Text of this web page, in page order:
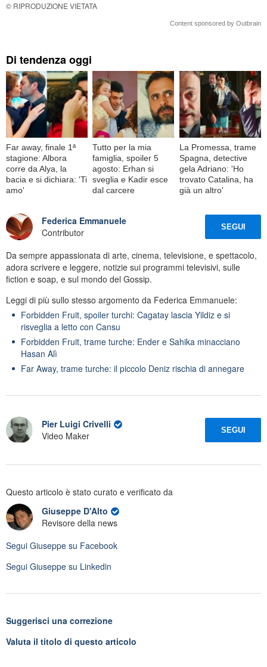
© RIPRODUZIONE VIETATA
Content sponsored by Outbrain
Di tendenza oggi
Far away, finale 1ª
stagione: Albora
corre da Alya, la
bacia e si dichiara: 'Ti
amo'
Tutto per la mia
famiglia, spoiler 5
agosto: Erhan si
sveglia e Kadir esce
dal carcere
La Promessa, trame
Spagna, detective
gela Adriano: 'Ho
trovato Catalina, ha
già un altro'
Federica Emmanuele
Contributor
SEGUI
Da sempre appassionata di arte, cinema, televisione, e spettacolo,
adora scrivere e leggere, notizie sui programmi televisivi, sulle
fiction e soap, e sul mondo del Gossip.
Leggi di più sullo stesso argomento da Federica Emmanuele:
Forbidden Fruit, spoiler turchi: Cagatay lascia Yildiz e si
risveglia a letto con Cansu
Forbidden Fruit, trame turche: Ender e Sahika minacciano
Hasan Alì
Far Away, trame turche: il piccolo Deniz rischia di annegare
Pier Luigi Crivelli
Video Maker
SEGUI
Questo articolo è stato curato e verificato da
Giuseppe D'Alto
Revisore della news
Segui Giuseppe su Facebook
Segui Giuseppe su Linkedin
Suggerisci una correzione
Valuta il titolo di questo articolo